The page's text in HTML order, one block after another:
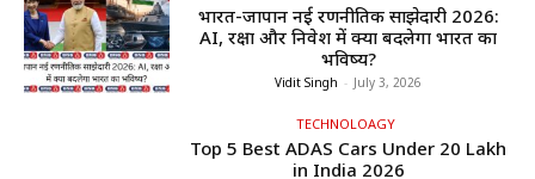
भारत-जापान नई रणनीतिक साझेदारी 2026:
AI, रक्षा और निवेश में क्या बदलेगा भारत का
भविष्य?
Vidit Singh - July 3, 2026
TECHNOLOAGY
Top 5 Best ADAS Cars Under ₹20 Lakh
in India 2026